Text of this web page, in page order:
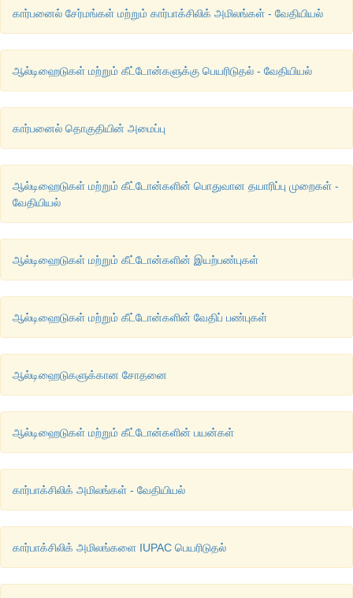
கார்பனைல் சேர்மங்கள் மற்றும் கார்பாக்சிலிக் அமிலங்கள் - வேதியியல்
ஆல்டிஹைடுகள் மற்றும் கீட்டோன்களுக்கு பெயரிடுதல் - வேதியியல்
கார்பனைல் தொகுதியின் அமைப்பு
ஆல்டிஹைடுகள் மற்றும் கீட்டோன்களின் பொதுவான தயாரிப்பு முறைகள் -
வேதியியல்
ஆல்டிஹைடுகள் மற்றும் கீட்டோன்களின் இயற்பண்புகள்
ஆல்டிஹைடுகள் மற்றும் கீட்டோன்களின் வேதிப் பண்புகள்
ஆல்டிஹைடுகளுக்கான சோதனை
ஆல்டிஹைடுகள் மற்றும் கீட்டோன்களின் பயன்கள்
கார்பாக்சிலிக் அமிலங்கள் - வேதியியல்
கார்பாக்சிலிக் அமிலங்களை IUPAC பெயரிடுதல்